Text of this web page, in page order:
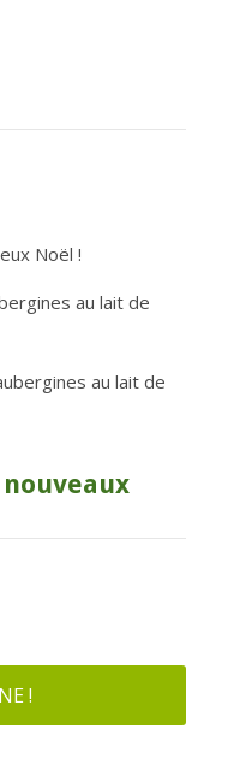
Noël !
au lait de
au lait de
nouveaux